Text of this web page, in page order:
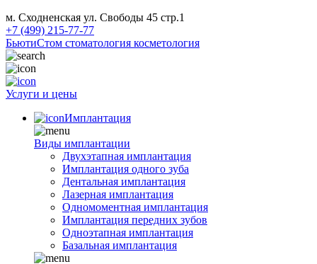
м. Сходненская ул. Свободы 45 стр.1
+7 (499) 215-77-77
БьютиСтом стоматология косметология
Услуги и цены
Имплантация
Виды имплантации
Двухэтапная имплантация
Имплантация одного зуба
Дентальная имплантация
Лазерная имплантация
Одномоментная имплантация
Имплантация передних зубов
Одноэтапная имплантация
Базальная имплантация